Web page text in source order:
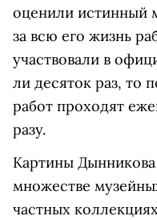
оценили истинный
за всю его жизнь
участвовали в
ли десяток раз, то
работ проходят
разу.
Картины
множестве
частных